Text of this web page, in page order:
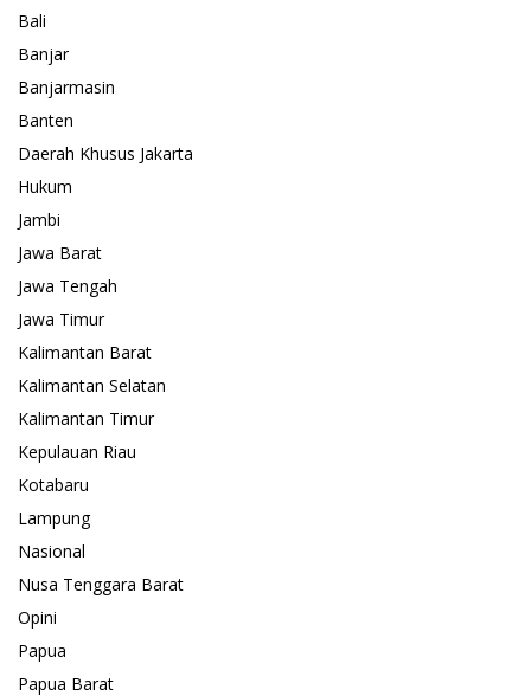
Bali
Banjar
Banjarmasin
Banten
Daerah Khusus Jakarta
Hukum
Jambi
Jawa Barat
Jawa Tengah
Jawa Timur
Kalimantan Barat
Kalimantan Selatan
Kalimantan Timur
Kepulauan Riau
Kotabaru
Lampung
Nasional
Nusa Tenggara Barat
Opini
Papua
Papua Barat